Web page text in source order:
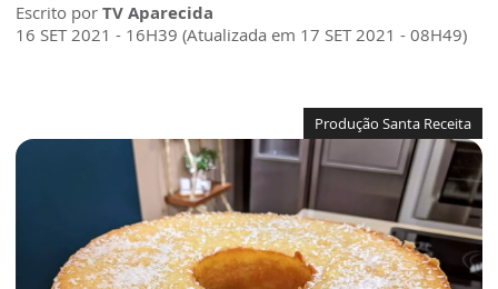
Escrito por TV Aparecida
16 SET 2021 - 16H39 (Atualizada em 17 SET 2021 - 08H49)
Produção Santa Receita